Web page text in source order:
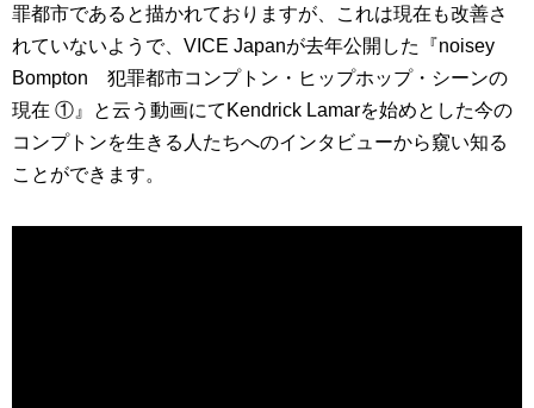
罪都市であると描かれておりますが、これは現在も改善さ
れていないようで、VICE Japanが去年公開した『noisey
Bompton 犯罪都市コンプトン・ヒップホップ・シーンの
現在 ①』と云う動画にてKendrick Lamarを始めとした今の
コンプトンを生きる人たちへのインタビューから窺い知る
ことができます。